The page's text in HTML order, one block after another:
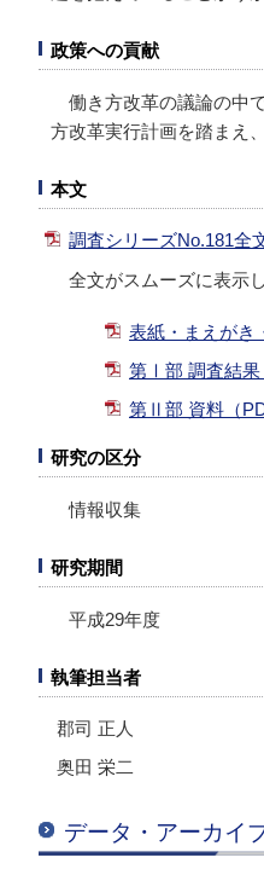
政策への貢献
働き方改革の議論の中
方改革実行計画を踏まえ
本文
調査シリーズNo.181全
全文がスムーズに表示
表紙・まえがき
第Ⅰ部 調査結果
第Ⅱ部 資料（
研究の区分
情報収集
研究期間
平成29年度
執筆担当者
郡司 正人
奥田 栄二
データ・アーカイ